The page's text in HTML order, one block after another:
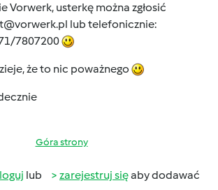
Vorwerk, usterkę można zgłosić
lub telefonicznie:
7807200
że to nic poważnego
Góra strony
lub zarejestruj sięaby dodawać